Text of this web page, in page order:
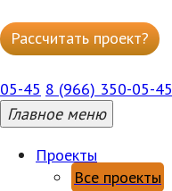
Рассчитать проект?
05-45 8 (966) 350-05-45
Главное меню
Проекты
Все проекты